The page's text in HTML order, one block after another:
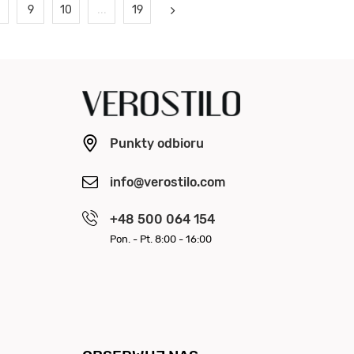
9 10 ... 19
Punkty odbioru
info@verostilo.com
+48 500 064 154
Pon. - Pt. 8:00 - 16:00